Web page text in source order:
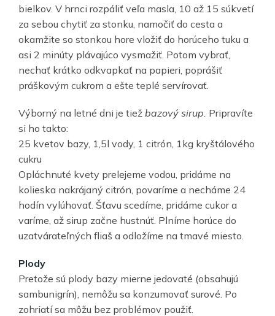
bielkov. V hrnci rozpáliť veľa masla, 10 až 15 súkvetí
za sebou chytiť za stonku, namočiť do cesta a
okamžite so stonkou hore vložiť do horúceho tuku a
asi 2 minúty plávajúco vysmažiť. Potom vybrať,
nechať krátko odkvapkať na papieri, poprášiť
práškovým cukrom a ešte teplé servírovať.
Výborný na letné dni je tiež bazový sirup. Pripravíte
si ho takto:
25 kvetov bazy, 1,5l vody, 1 citrón, 1kg kryštálového
cukru
Opláchnuté kvety prelejeme vodou, pridáme na
kolieska nakrájaný citrón, povaríme a necháme 24
hodín vylúhovať. Šťavu scedíme, pridáme cukor a
varíme, až sirup začne hustnúť. Plníme horúce do
uzatvárateľných fliaš a odložíme na tmavé miesto.
Plody
Pretože sú plody bazy mierne jedovaté (obsahujú
sambunigrín), nemôžu sa konzumovať surové. Po
zohriatí sa môžu bez problémov použiť.